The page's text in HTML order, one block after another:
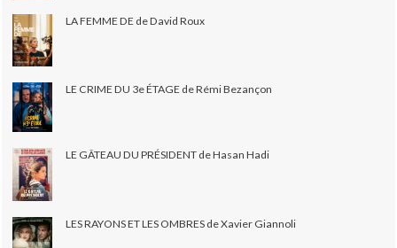
LA FEMME DE de David Roux
LE CRIME DU 3e ÉTAGE de Rémi Bezançon
LE GÂTEAU DU PRÉSIDENT de Hasan Hadi
LES RAYONS ET LES OMBRES de Xavier Giannoli